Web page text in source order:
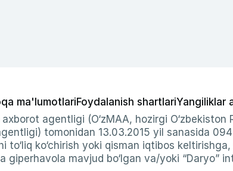
ma'lumotlariFoydalanish shartlariYangiliklar
agentligi (O‘zMAA, hozirgi
tomonidan 13.03.2015 yil sanasida
ko‘chirish yoki qisman iqtibos
mavjud bo‘lgan va/yoki “Daryo”